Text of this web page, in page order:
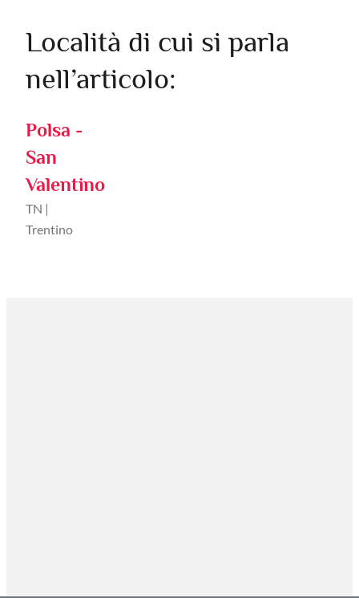
Località di cui si parla
nell’articolo:
Polsa -
San
Valentino
TN |
Trentino